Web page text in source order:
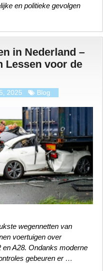
en politieke gevolgen
in Nederland –
Lessen voor de
2025 Blog
wegennetten van
voertuigen over
en A28. Ondanks moderne
gebeuren er …